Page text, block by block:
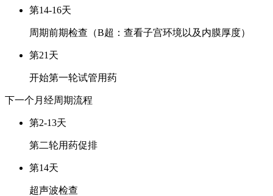
第14-16天
周期前期检查（B超：查看子宫环境以及内膜厚度）
第21天
开始第一轮试管用药
下一个月经周期流程
第2-13天
第二轮用药促排
第14天
超声波检查